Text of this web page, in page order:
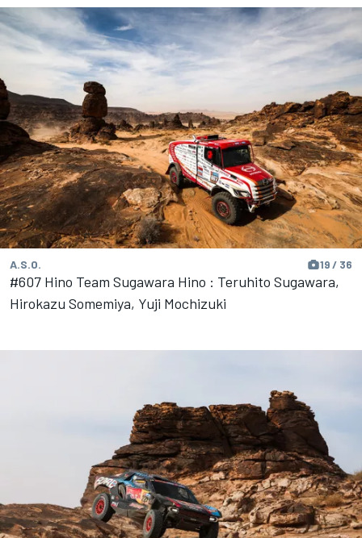
A.S.O. 19 / 36
#607 Hino Team Sugawara Hino : Teruhito Sugawara,
Hirokazu Somemiya, Yuji Mochizuki